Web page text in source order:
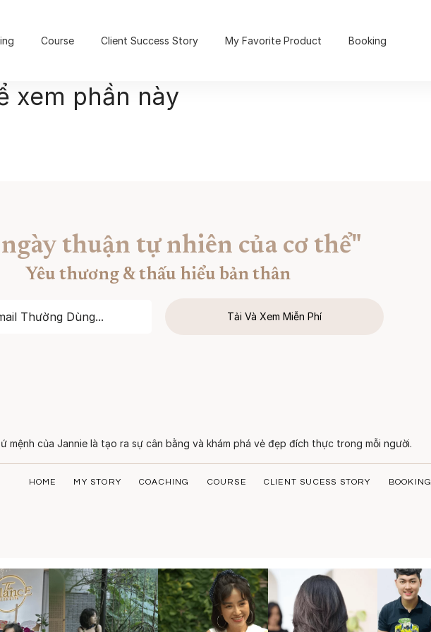
Course Client Success Story My Favorite Product Booking
xem phần này
thuận tự nhiên của cơ thể"
Yêu thương & thấu hiểu bản thân
Tải Và Xem Miễn Phí
mệnh của Jannie là tạo ra sự cân bằng và khám phá vẻ đẹp đích thực trong mỗi người.
HOME MY STORY COACHING COURSE CLIENT SUCESS STORY BOOKING